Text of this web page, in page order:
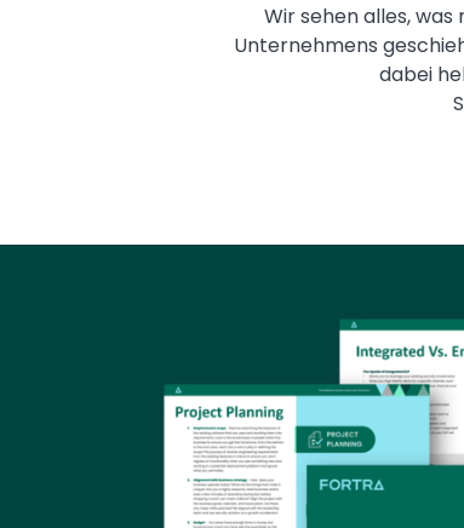
Wir sehen alles,
Unternehmens
dabei